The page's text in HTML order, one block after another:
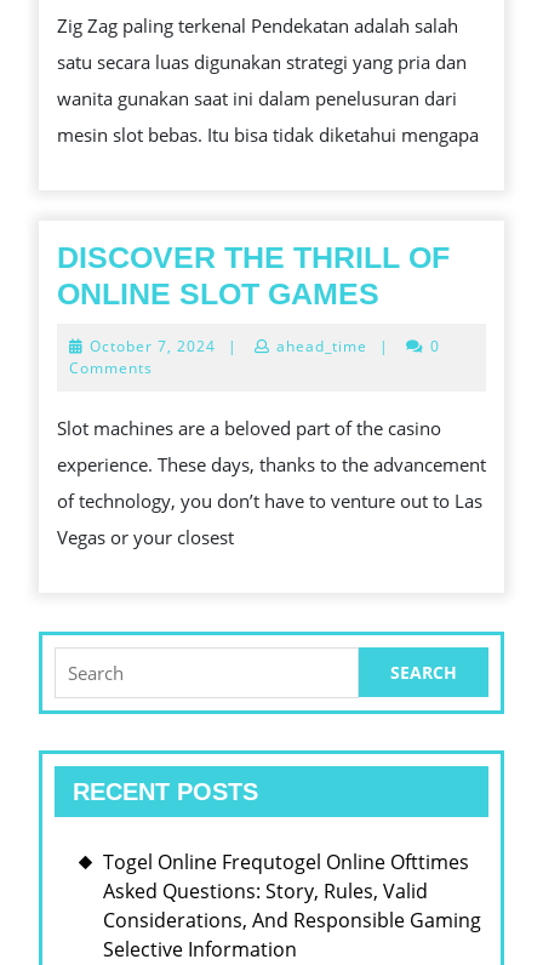
LOOSE
SLOT
KASINO
INI
Zig Zag paling terkenal Pendekatan adalah salah
satu secara luas digunakan strategi yang pria dan
wanita gunakan saat ini dalam penelusuran dari
mesin slot bebas. Itu bisa tidak diketahui mengapa
DISCOVER THE THRILL OF
ONLINE SLOT GAMES
THRILL
ONLINE
SLOT
GAMES
October 7, 2024 October
| ahead_time |
0
Comments
Slot machines are a beloved part of the casino
experience. These days, thanks to the advancement
of technology, you don’t have to venture out to Las
Vegas or your closest
for:
RECENT POSTS
Togel Online Frequtogel Online Ofttimes
Asked Questions: Story, Rules, Valid
Considerations, And Responsible Gaming
Selective Information